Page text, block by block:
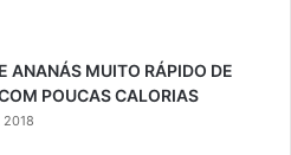
ANANÁS MUITO RÁPIDO DE
POUCAS CALORIAS